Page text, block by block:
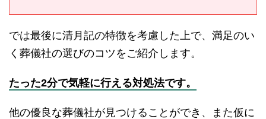
では最後に清月記の特徴を考慮した上で、満足のい
く葬儀社の選びのコツをご紹介します。
たった2分で気軽に行える対処法です。
他の優良な葬儀社が見つけることができ、また仮に